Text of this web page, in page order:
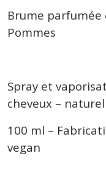
Brume parfumée
Pommes
Spray et
cheveux –
100 ml –
vegan